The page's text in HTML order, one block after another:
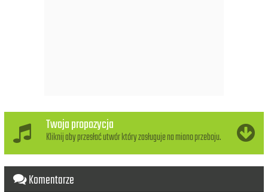
Wouldn't it be better
Not to be so polite
You could offer a light
Start a little conversation now
It's alright, just take five
Just take five
Twoja propozycja
Kliknij aby przesłać utwór który zasługuje na miano przeboju.
Komentarze